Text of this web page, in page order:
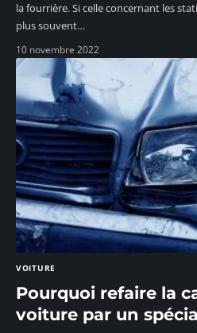
la fourrière. Si celle concernant les
plus souvent…
10 novembre 2022
VOITURE
Pourquoi refaire la
voiture par un